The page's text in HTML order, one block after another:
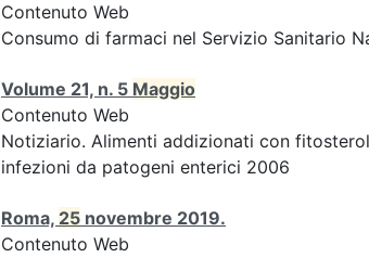
Contenuto Web
Consumo di farmaci nel Servizio Sanitario
Volume 21, n. 5 Maggio
Contenuto Web
Notiziario. Alimenti addizionati con
infezioni da patogeni enterici 2006
Roma, 25 novembre 2019.
Contenuto Web